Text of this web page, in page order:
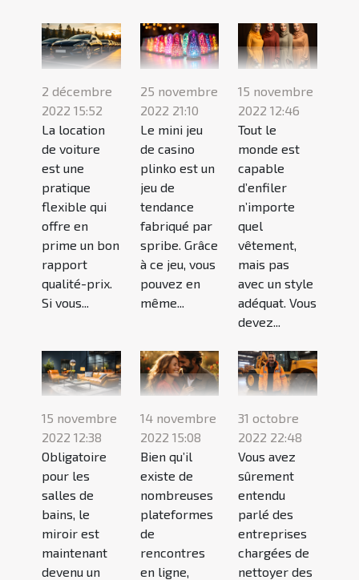
2 décembre
2022 15:52
La location
de voiture
est une
pratique
flexible qui
offre en
prime un bon
rapport
qualité-prix.
Si vous...
25 novembre
2022 21:10
Le mini jeu
de casino
plinko est un
jeu de
tendance
fabriqué par
spribe. Grâce
à ce jeu, vous
pouvez en
même...
15 novembre
2022 12:46
Tout le
monde est
capable
d’enfiler
n’importe
quel
vêtement,
mais pas
avec un style
adéquat. Vous
devez...
15 novembre
2022 12:38
Obligatoire
pour les
salles de
bains, le
miroir est
maintenant
devenu un
14 novembre
2022 15:08
Bien qu’il
existe de
nombreuses
plateformes
de
rencontres
en ligne,
31 octobre
2022 22:48
Vous avez
sûrement
entendu
parlé des
entreprises
chargées de
nettoyer des